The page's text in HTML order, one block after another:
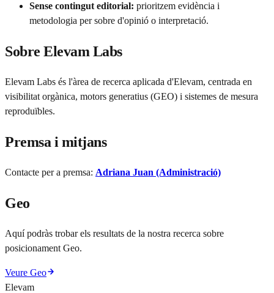
Sense contingut editorial: prioritzem evidència i
metodologia per sobre d'opinió o interpretació.
Sobre Elevam Labs
Elevam Labs és l'àrea de recerca aplicada d'Elevam, centrada en
visibilitat orgànica, motors generatius (GEO) i sistemes de mesura
reproduïbles.
Premsa i mitjans
Contacte per a premsa: Adriana Juan (Administració)
Geo
Aquí podràs trobar els resultats de la nostra recerca sobre
posicionament Geo.
Veure Geo
Elevam